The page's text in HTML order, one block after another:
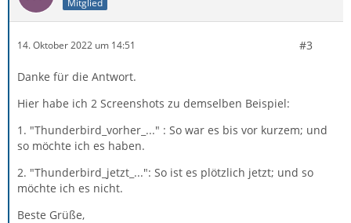
14. Oktober 2022 um 14:51 #3
Danke für die Antwort.
Hier habe ich 2 Screenshots zu demselben Beispiel:
1. "Thunderbird_vorher_..." : So war es bis vor kurzem; und
so möchte ich es haben.
2. "Thunderbird_jetzt_...": So ist es plötzlich jetzt; und so
möchte ich es nicht.
Beste Grüße,